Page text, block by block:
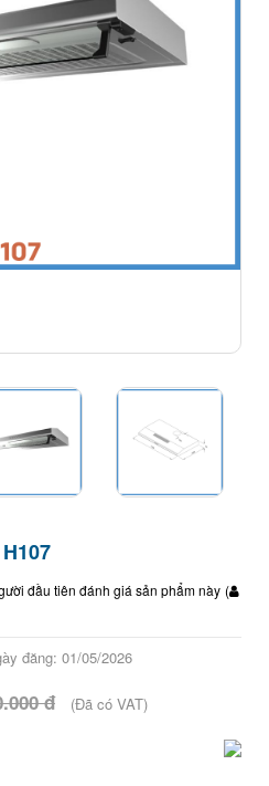
đầu tiên đánh giá sản phẩm này (
đăng: 01/05/2026
đ
(Đã có VAT)